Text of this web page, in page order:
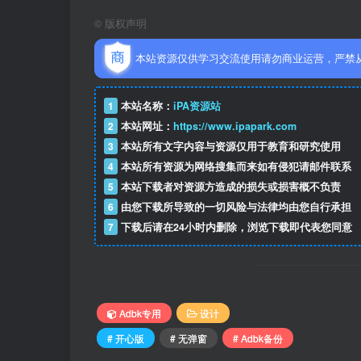
© 版权声明
本站资源仅供学习交流使用请勿商业运营，严
1 本站名称： iPA资源站
2 本站网址： https://www.ipapark.com
3 本站所有文字内容与资源仅用于教育和研究使用
4 本站所有资源为网络搜集而来如有侵犯请邮件联系
5 本站下载者对资源方造成的损失或损害概不负责
6 由您下载所导致的一切风险与法律均由您自行承担
7 下载后请在24小时内删除，浏览下载即代表您同意
Adbk专用
设计
# 开心版
# 无弹窗 # Adbk备份